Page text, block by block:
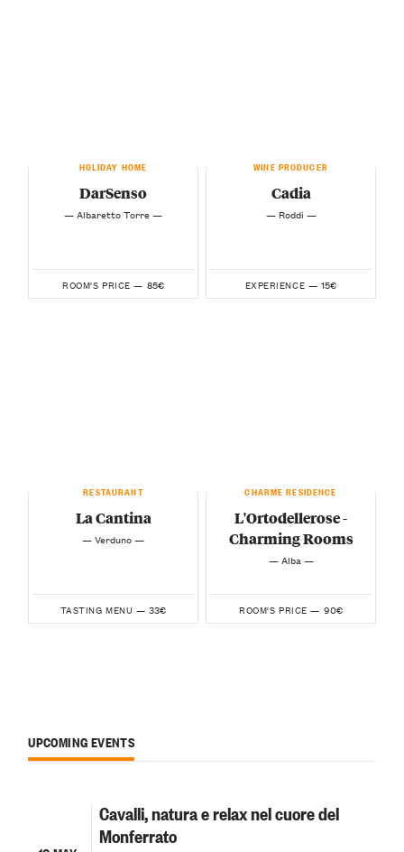
HOLIDAY HOME
DarSenso
— Albaretto Torre —
ROOM'S PRICE — 85€
WINE PRODUCER
Cadia
— Roddi —
EXPERIENCE — 15€
RESTAURANT
La Cantina
— Verduno —
TASTING MENU — 33€
CHARME RESIDENCE
L'Ortodellerose -
Charming Rooms
— Alba —
ROOM'S PRICE — 90€
UPCOMING EVENTS
Cavalli, natura e relax nel cuore del
Monferrato